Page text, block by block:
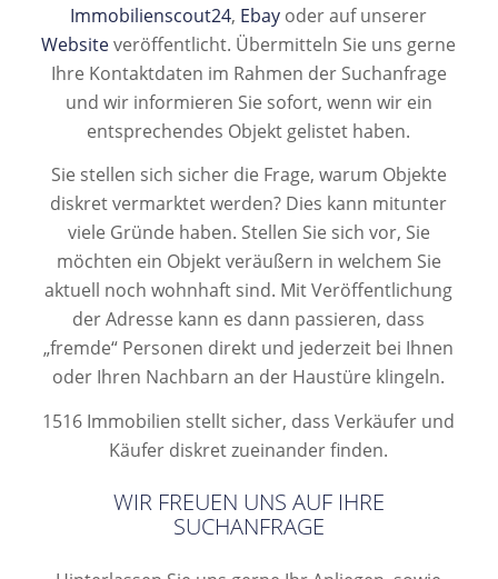
Immobilienscout24, Ebay oder auf unserer
Websiteveröffentlicht. Übermitteln Sie uns gerne
Ihre Kontaktdaten im Rahmen der Suchanfrage
und wir informieren Sie sofort, wenn wir ein
entsprechendes Objekt gelistet haben.
Sie stellen sich sicher die Frage, warum Objekte
diskret vermarktet werden? Dies kann mitunter
viele Gründe haben. Stellen Sie sich vor, Sie
möchten ein Objekt veräußern in welchem Sie
aktuell noch wohnhaft sind. Mit Veröffentlichung
der Adresse kann es dann passieren, dass
„fremde“ Personen direkt und jederzeit bei Ihnen
oder Ihren Nachbarn an der Haustüre klingeln.
1516 Immobilien stellt sicher, dass Verkäufer und
Käufer diskret zueinander finden.
WIR FREUEN UNS AUF IHRE
SUCHANFRAGE